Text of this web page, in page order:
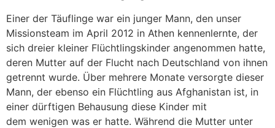
Einer der Täuflinge war ein junger Mann, den unser
Missionsteam im April 2012 in Athen kennenlernte, der
sich dreier kleiner Flüchtlingskinder angenommen hatte,
deren Mutter auf der Flucht nach Deutschland von ihnen
getrennt wurde. Über mehrere Monate versorgte dieser
Mann, der ebenso ein Flüchtling aus Afghanistan ist, in
einer dürftigen Behausung diese Kinder mit
dem wenigen was er hatte. Während die Mutter unter